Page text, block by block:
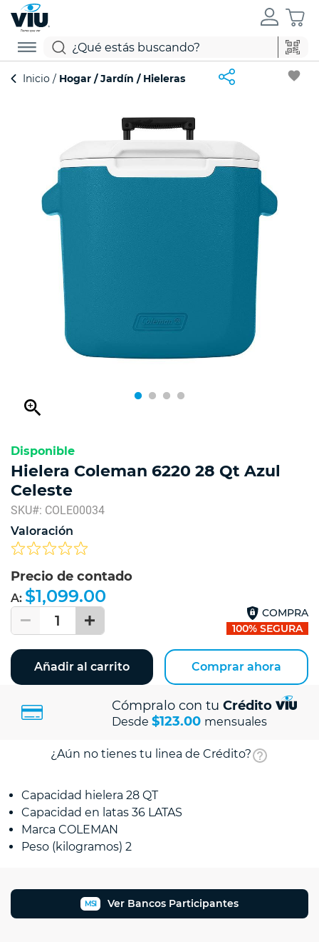
Inicio Hogar Jardín Hieleras favorite
zoom_in
Disponible
Hielera Coleman 6220 28 Qt Azul
Celeste
SKU#: COLE00034
Valoración
Precio de contado
A: $1,099.00
1
COMPRA
100% SEGURA
Añadir al carrito Comprar ahora
Cómpralo con tu Crédito
Desde $123.00 mensuales
¿Aún no tienes tu linea de Crédito?
Capacidad hielera 28 QT
Capacidad en latas 36 LATAS
Marca COLEMAN
Peso (kilogramos) 2
MSI Ver Bancos Participantes